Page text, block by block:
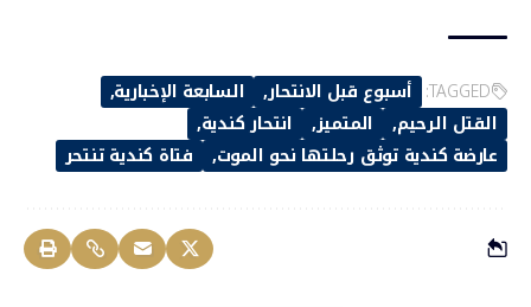
TAGGED: أسبوع قبل الانتحار
السابعة الإخبارية
القتل الرحيم
المتميز
انتحار كندية
عارضة كندية توثق رحلتها نحو الموت
فتاة كندية تنتحر